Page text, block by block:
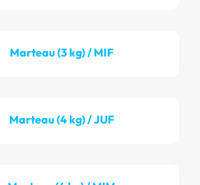
Marteau (3 kg) / MIF
Marteau (4 kg) / JUF